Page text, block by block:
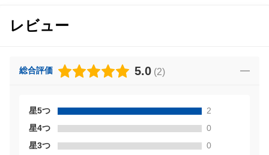
レビュー
総合評価 5.0 (2)
星5つ
2
星4つ
0
星3つ
0